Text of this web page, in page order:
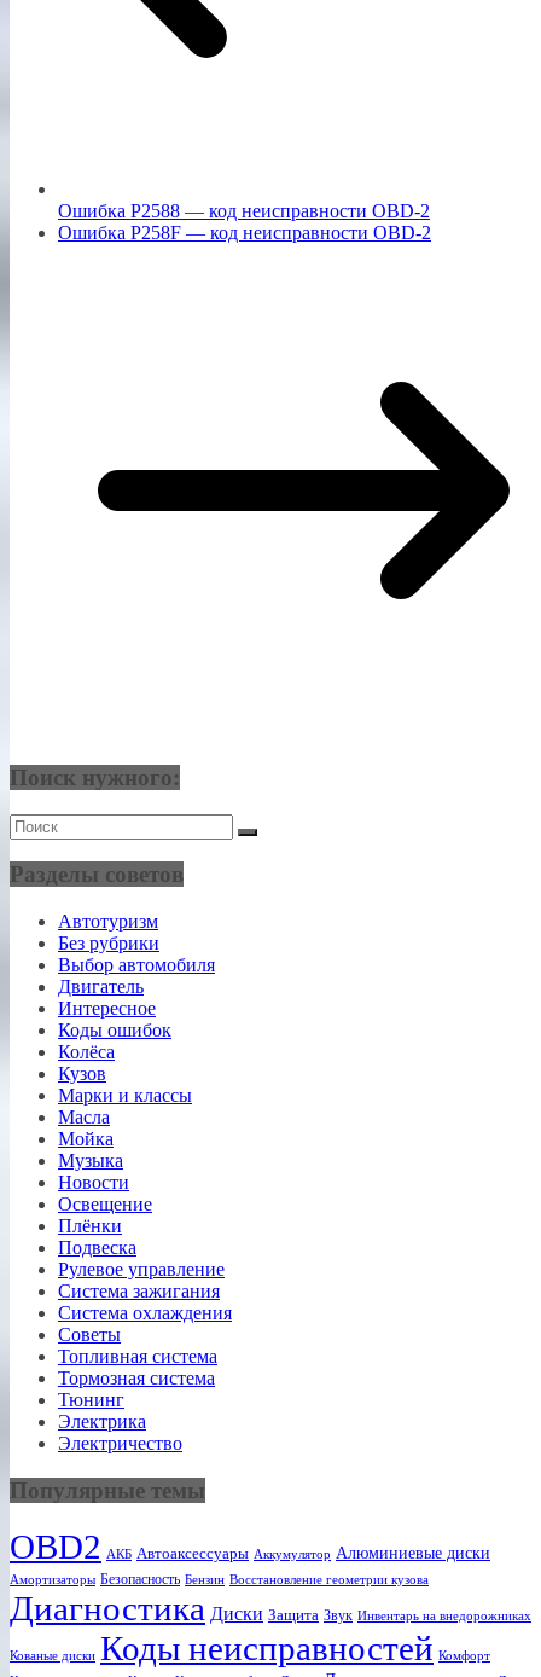
Ошибка P2588 — код неисправности OBD-2
Ошибка P258F — код неисправности OBD-2
Поиск нужного:
Разделы советов
Автотуризм
Без рубрики
Выбор автомобиля
Двигатель
Интересное
Коды ошибок
Колёса
Кузов
Марки и классы
Масла
Мойка
Музыка
Новости
Освещение
Плёнки
Подвеска
Рулевое управление
Система зажигания
Система охлаждения
Советы
Топливная система
Тормозная система
Тюнинг
Электрика
Электричество
Популярные темы
OBD2 АКБ Автоаксессуары Аккумулятор Алюминиевые диски
Амортизаторы Безопасность Бензин Восстановление геометрии кузова
Диагностика Диски Защита Звук Инвентарь на внедорожниках
Кованые диски Коды неисправностей Комфорт